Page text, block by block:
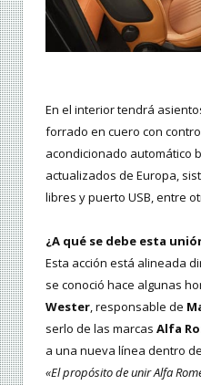
En el interior tendrá
forrado en cuero con
acondicionado automático
actualizados de Europa,
libres y puerto USB, entre
¿A qué se debe esta
Esta acción está alineada
se conoció hace algunas
Wester, responsable de
serlo de las marcas Alfa
a una nueva línea dentro
«El propósito de unir Alfa